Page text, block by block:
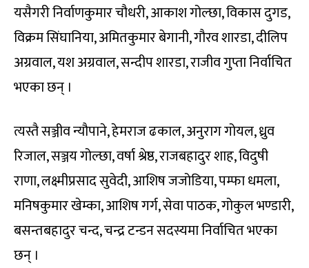
यसैगरी निर्वाणकुमार चौधरी, आकाश गोल्छा, विकास दुगड,
विक्रम सिंघानिया, अमितकुमार बेगानी, गौरव शारडा, दीलिप
अग्रवाल, यश अग्रवाल, सन्दीप शारडा, राजीव गुप्ता निर्वाचित
भएका छन् ।
त्यस्तै सञ्जीव न्यौपाने, हेमराज ढकाल, अनुराग गोयल, ध्रुव
रिजाल, सञ्जय गोल्छा, वर्षा श्रेष्ठ, राजबहादुर शाह, विदुषी
राणा, लक्ष्मीप्रसाद सुवेदी, आशिष जजोडिया, पम्फा धमला,
मनिषकुमार खेम्का, आशिष गर्ग, सेवा पाठक, गोकुल भण्डारी,
बसन्तबहादुर चन्द, चन्द्र टन्डन सदस्यमा निर्वाचित भएका
छन् ।